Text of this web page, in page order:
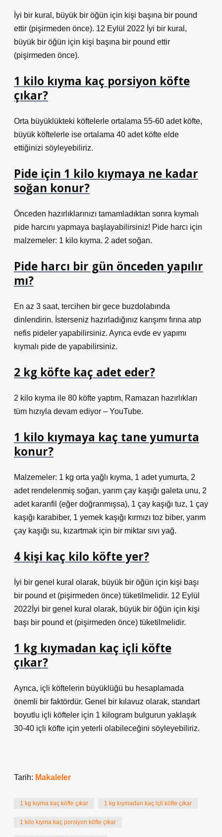
İyi bir kural, büyük bir öğün için kişi başına bir pound
ettir (pişirmeden önce). 12 Eylül 2022 İyi bir kural,
büyük bir öğün için kişi başına bir pound ettir
(pişirmeden önce).
1 kilo kıyma kaç porsiyon köfte
çıkar?
Orta büyüklükteki köftelerle ortalama 55-60 adet köfte,
büyük köftelerle ise ortalama 40 adet köfte elde
ettiğinizi söyleyebiliriz.
Pide için 1 kilo kıymaya ne kadar
soğan konur?
Önceden hazırlıklarınızı tamamladıktan sonra kıymalı
pide harcını yapmaya başlayabilirsiniz! Pide harcı için
malzemeler: 1 kilo kıyma. 2 adet soğan.
Pide harcı bir gün önceden yapılır
mı?
En az 3 saat, tercihen bir gece buzdolabında
dinlendirin. İsterseniz hazırladığınız karışımı fırına atıp
nefis pideler yapabilirsiniz. Ayrıca evde ev yapımı
kıymalı pide de yapabilirsiniz.
2 kg köfte kaç adet eder?
2 kilo kıyma ile 80 köfte yaptım, Ramazan hazırlıkları
tüm hızıyla devam ediyor – YouTube.
1 kilo kıymaya kaç tane yumurta
konur?
Malzemeler: 1 kg orta yağlı kıyma, 1 adet yumurta, 2
adet rendelenmiş soğan, yarım çay kaşığı galeta unu, 2
adet karanfil (eğer doğranmışsa), 1 çay kaşığı tuz, 1 çay
kaşığı karabiber, 1 yemek kaşığı kırmızı toz biber, yarım
çay kaşığı su, kızartmak için bir miktar sıvı yağ.
4 kişi kaç kilo köfte yer?
İyi bir genel kural olarak, büyük bir öğün için kişi başı
bir pound et (pişirmeden önce) tüketilmelidir. 12 Eylül
2022İyi bir genel kural olarak, büyük bir öğün için kişi
başı bir pound et (pişirmeden önce) tüketilmelidir.
1 kg kıymadan kaç içli köfte
çıkar?
Ayrıca, içli köftelerin büyüklüğü bu hesaplamada
önemli bir faktördür. Genel bir kılavuz olarak, standart
boyutlu içli köfteler için 1 kilogram bulgurun yaklaşık
30-40 içli köfte için yeterli olabileceğini söyleyebiliriz.
Tarih: Makaleler
1 kg kıyma kaç köfte çıkar 1 kg kıymadan kaç içli köfte çıkar
1 kilo kıyma kaç porsiyon köfte çıkar